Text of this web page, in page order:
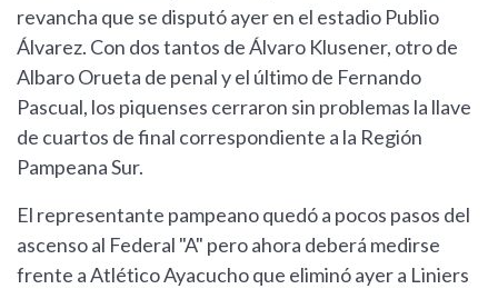
revancha que se disputó ayer en el estadio Publio
Álvarez. Con dos tantos de Álvaro Klusener, otro de
Albaro Orueta de penal y el último de Fernando
Pascual, los piquenses cerraron sin problemas la llave
de cuartos de final correspondiente a la Región
Pampeana Sur.
El representante pampeano quedó a pocos pasos del
ascenso al Federal "A" pero ahora deberá medirse
frente a Atlético Ayacucho que eliminó ayer a Liniers